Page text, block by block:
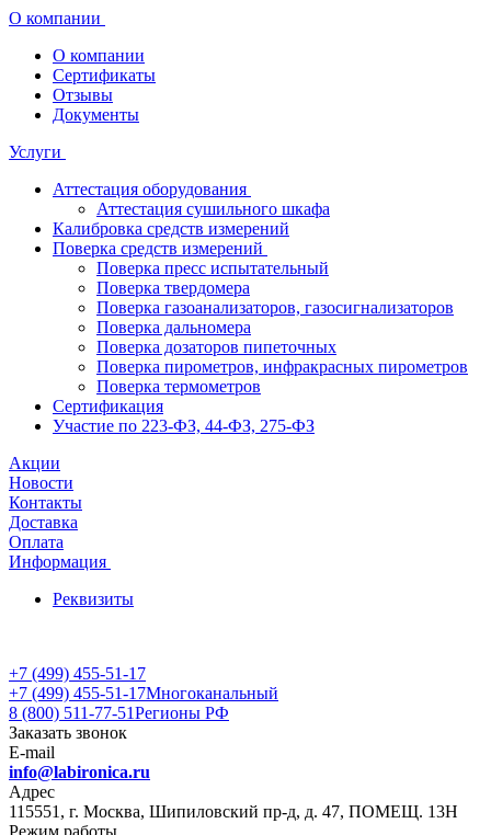
О компании
О компании
Сертификаты
Отзывы
Документы
Услуги
Аттестация оборудования
Аттестация сушильного шкафа
Калибровка средств измерений
Поверка средств измерений
Поверка пресс испытательный
Поверка твердомера
Поверка газоанализаторов, газосигнализаторов
Поверка дальномера
Поверка дозаторов пипеточных
Поверка пирометров, инфракрасных пирометров
Поверка термометров
Сертификация
Участие по 223-ФЗ, 44-ФЗ, 275-ФЗ
Акции
Новости
Контакты
Доставка
Оплата
Информация
Реквизиты
+7 (499) 455-51-17
+7 (499) 455-51-17Многоканальный
8 (800) 511-77-51Регионы РФ
Заказать звонок
E-mail
info@labironica.ru
Адрес
115551, г. Москва, Шипиловский пр-д, д. 47, ПОМЕЩ. 13Н
Режим работы